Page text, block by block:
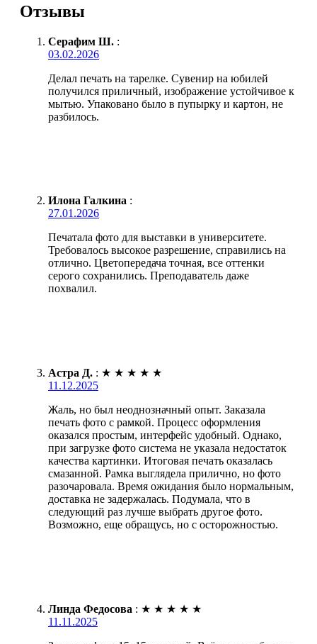
Отзывы
Серафим Ш. :
03.02.2026
Делал печать на тарелке. Сувенир на юбилей
получился приличный, изображение устойчивое к
мытью. Упаковано было в пупырку и картон, не
разбилось.
Илона Галкина :
27.01.2026
Печатала фото для выставки в университете.
Требовалось высокое разрешение, справились на
отлично. Цветопередача точная, все оттенки
серого сохранились. Преподаватель даже
похвалил.
Астра Д. : ★ ★ ★ ★ ★
11.12.2025
Жаль, но был неоднозначный опыт. Заказала
печать фото с рамкой. Процесс оформления
оказался простым, интерфейс удобный. Однако,
при загрузке фото система не указала недостаток
качества картинки. Итоговая печать оказалась
смазанной. Рамка выглядела прилично, но фото
разочаровала. Время ожидания было нормальным,
доставка не задержалась. Подумала, что в
следующий раз лучше выбрать другое фото.
Возможно, еще обращусь, но с осторожностью.
Линда Федосова : ★ ★ ★ ★ ★
11.11.2025